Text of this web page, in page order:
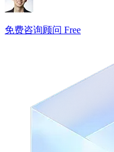
免费咨询顾问 Free